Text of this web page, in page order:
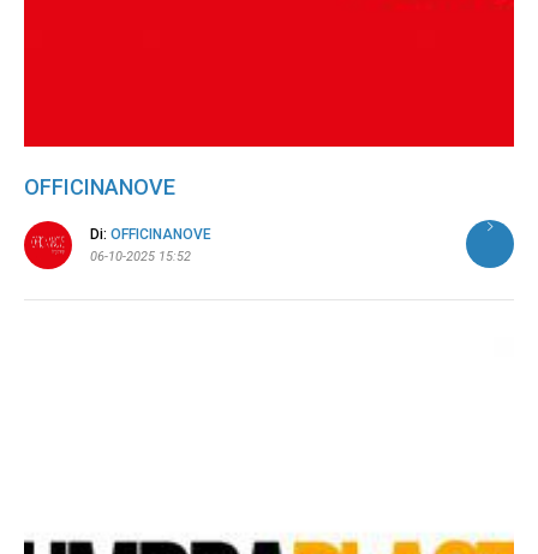
OFFICINANOVE
Di: OFFICINANOVE
06-10-2025 15:52